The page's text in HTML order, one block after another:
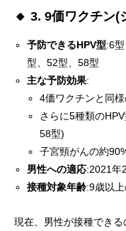
🔸 3. 9価ワクチン(
予防できるHPV型:6
型、52型、58型
主な予防効果:
4価ワクチンと同
さらに5種類の
58型)
子宮頸がんの約
男性への適応:2021年
接種対象年齢:9歳以
現在、男性が接種できる